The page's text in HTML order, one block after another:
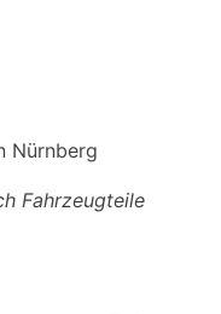
Nürnberg
Fahrzeugteile